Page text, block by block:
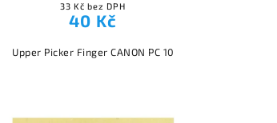
33 Kč bez DPH
40 Kč
Upper Picker Finger CANON PC 10